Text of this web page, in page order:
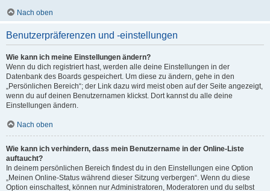
Nach oben
Benutzerpräferenzen und -einstellungen
Wie kann ich meine Einstellungen ändern?
Wenn du dich registriert hast, werden alle deine Einstellungen in der
Datenbank des Boards gespeichert. Um diese zu ändern, gehe in den
„Persönlichen Bereich“; der Link dazu wird meist oben auf der Seite angezeigt,
wenn du auf deinen Benutzernamen klickst. Dort kannst du alle deine
Einstellungen ändern.
Nach oben
Wie kann ich verhindern, dass mein Benutzername in der Online-Liste
auftaucht?
In deinem persönlichen Bereich findest du in den Einstellungen eine Option
„Meinen Online-Status während dieser Sitzung verbergen“. Wenn du diese
Option einschaltest, können nur Administratoren, Moderatoren und du selbst